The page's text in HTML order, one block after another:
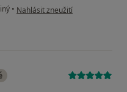
• podle názoru uživatele BarbaraR
Nahlásit zneužití